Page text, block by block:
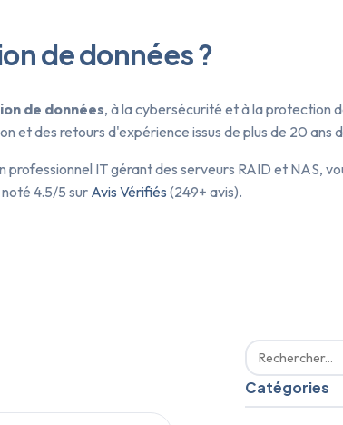
de données ?
de données, à la cybersécurité et à la protection
et des retours d'expérience issus de plus de 20 ans
IT gérant des serveurs RAID et NAS,
4.5/5 sur Avis Vérifiés (249+ avis).
Catégories